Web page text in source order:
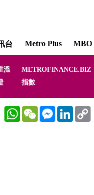
台 Metro Plus MBO
溫 METROFINANCE.BIZ
指數
WhatsAppWeChat MessengerLinkedIn